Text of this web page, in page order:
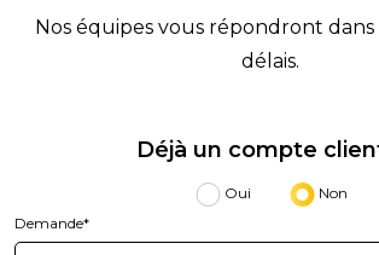
Nos équipes vous répondront
délais.
Déjà un compte
Oui
Non
Demande*